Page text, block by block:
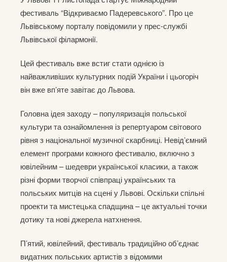
фестиваль “Відкриваємо Падеревського”. Про це
Львівському порталу повідомили у прес-службі
Львівської філармонії.
Цей фестиваль вже встиг стати однією із
найважливіших культурних подій України і цьогоріч
він вже вп’яте завітає до Львова.
Головна ідея заходу – популяризація польської
культури та ознайомлення із репертуаром світового
рівня з національної музичної скарбниці. Невід’ємний
елемент програми кожного фестивалю, включно з
ювілейним – шедеври української класики, а також
різні форми творчої співпраці українських та
польських митців на сцені у Львові. Оскільки спільні
проекти та мистецька спадщина – це актуальні точки
дотику та нові джерела натхнення.
П’ятий, ювілейний, фестиваль традиційно об’єднає
видатних польських артистів з відомими